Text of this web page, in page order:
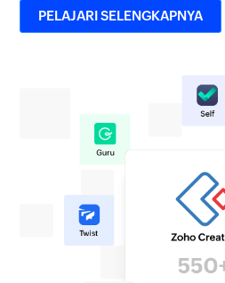
PELAJARI SELENGKAPNYA